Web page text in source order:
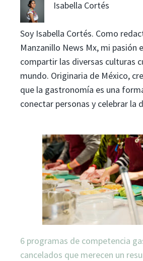
Isabella Cortés
Soy Isabella Cortés. Como
Manzanillo News Mx, mi pasión
compartir las diversas culturas
mundo. Originaria de México,
que la gastronomía es una
conectar personas y celebrar la
6 programas de competencia
cancelados que merecen un